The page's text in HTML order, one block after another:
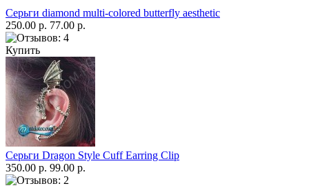
Серьги diamond multi-colored butterfly aesthetic
250.00 р. 77.00 р.
Купить
Серьги Dragon Style Cuff Earring Clip
350.00 р. 99.00 р.